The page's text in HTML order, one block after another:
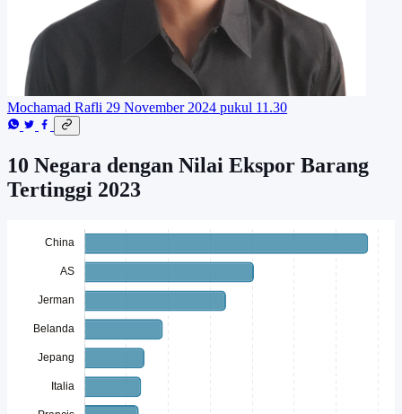
Mochamad Rafli 29 November 2024 pukul 11.30
10 Negara dengan Nilai Ekspor Barang
Tertinggi 2023